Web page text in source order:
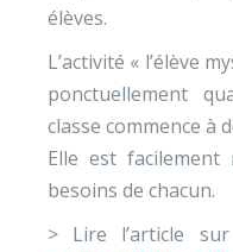
élèves.
L’activité « l’élève
ponctuellement
classe commence à
Elle est
besoins de chacun.
> Lire l’article